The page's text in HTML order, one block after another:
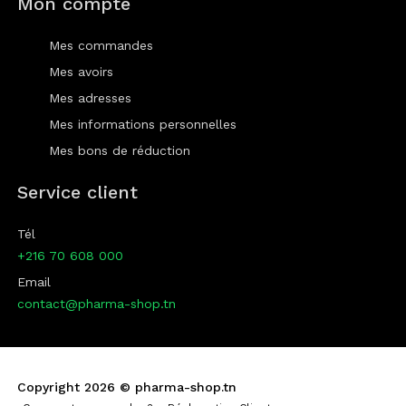
Mes commandes
Mes avoirs
Mes adresses
Mes informations personnelles
Mes bons de réduction
Service client
Tél
+216 70 608 000
Email
contact@pharma-shop.tn
Copyright 2026 © pharma-shop.tn